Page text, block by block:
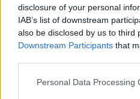
disclosure of your personal
IAB’s list of downstream
also be disclosed by us to third
Downstream Participants that
Please note that this website/
Personal Data Processing